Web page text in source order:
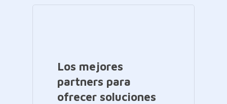
Los mejores
partners para
ofrecer soluciones